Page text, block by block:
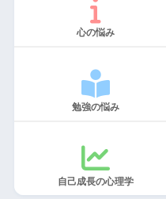
心の悩み
勉強の悩み
自己成長の心理学